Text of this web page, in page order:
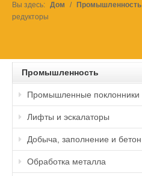
Вы здесь: Дом / Промышленность
редукторы
Промышленность
Промышленные поклонники
Лифты и эскалаторы
Добыча, заполнение и бетон
Обработка металла